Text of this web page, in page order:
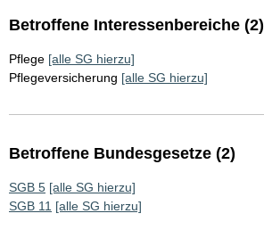
Betroffene Interessenbereiche (2)
Pflege [alle SG hierzu]
Pflegeversicherung [alle SG hierzu]
Betroffene Bundesgesetze (2)
SGB 5 [alle SG hierzu]
SGB 11 [alle SG hierzu]